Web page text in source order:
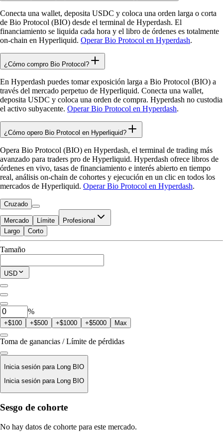
Conecta una wallet, deposita USDC y coloca una orden larga o corta
de Bio Protocol (BIO) desde el terminal de Hyperdash. El
financiamiento se liquida cada hora y el libro de órdenes es totalmente
on-chain en Hyperliquid. Operar Bio Protocol en Hyperdash.
¿Cómo compro Bio Protocol?
En Hyperdash puedes tomar exposición larga a Bio Protocol (BIO) a
través del mercado perpetuo de Hyperliquid. Conecta una wallet,
deposita USDC y coloca una orden de compra. Hyperdash no custodia
el activo subyacente. Operar Bio Protocol en Hyperdash.
¿Cómo opero Bio Protocol en Hyperliquid?
Opera Bio Protocol (BIO) en Hyperdash, el terminal de trading más
avanzado para traders pro de Hyperliquid. Hyperdash ofrece libros de
órdenes en vivo, tasas de financiamiento e interés abierto en tiempo
real, análisis on-chain de cohortes y ejecución en un clic en todos los
mercados de Hyperliquid. Operar Bio Protocol en Hyperdash.
Cruzado
Mercado Límite Profesional
Disponible para Trade
$0.00
Posición Actual
0 BIO
Largo Corto
Tamaño
USD
%
+$100 +$500 +$1000 +$5000 Max
Toma de ganancias / Límite de pérdidas
Inicia sesión para Long BIO
Inicia sesión para Long BIO
Precio De Liquidación
N/D
Sesgo de cohorte
No hay datos de cohorte para este mercado.